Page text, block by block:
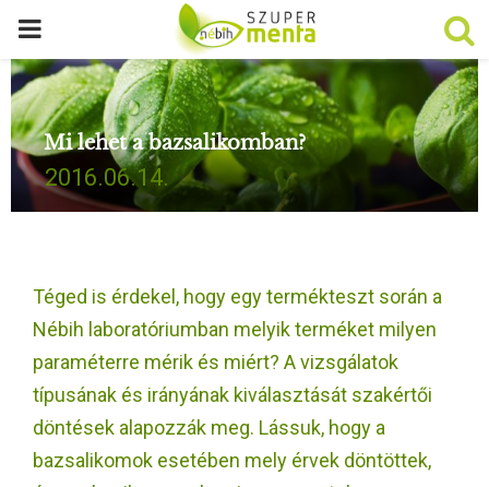
P
R
I
M
R
Y
M
Mi lehet a bazsalikomban?
2016.06.14.
Téged is érdekel, hogy egy termékteszt során a
Nébih laboratóriumban melyik terméket milyen
paraméterre mérik és miért? A vizsgálatok
típusának és irányának kiválasztását szakértői
döntések alapozzák meg. Lássuk, hogy a
bazsalikomok esetében mely érvek döntöttek,